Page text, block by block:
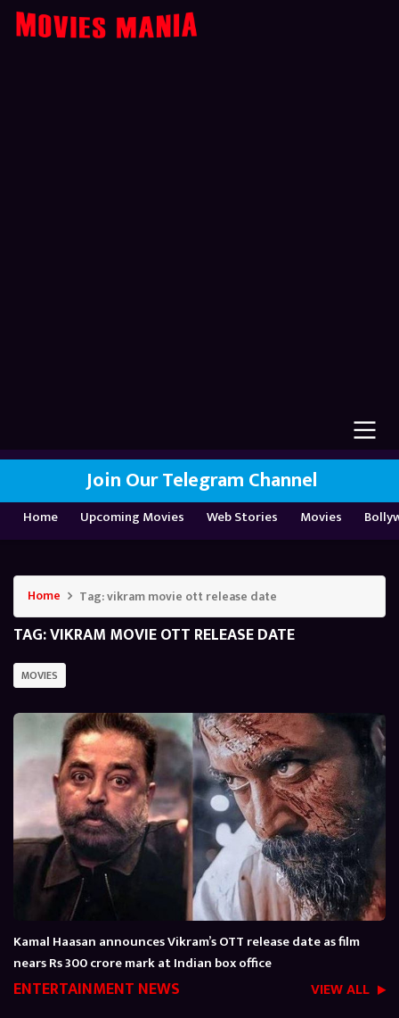
Join Our Telegram Channel
Home Upcoming Movies Web Stories Movies
Home Tag:vikram movie ott release date
TAG:VIKRAM MOVIE OTT RELEASE DATE
MOVIES
Kamal Haasan announces Vikram’s OTT release date as film
nears Rs 300 crore mark at Indian box office
ENTERTAINMENT NEWS VIEW ALL